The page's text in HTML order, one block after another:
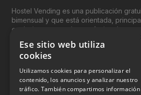
Lunes 11 Julio 2022
Hostel Vending es una publicación
bimensual y que está orientada,
exclusivamente, a los profesionales y
del “Vending”; nombre con el que se
genéricamente entre profesionales a
productos y servicios a través de
INFORMACIÓN LEGAL
Ese sitio web utiliza
cookies
Utilizamos cookies para personalizar el
contenido, los anuncios y analizar nuestro
tráfico. También compartimos información